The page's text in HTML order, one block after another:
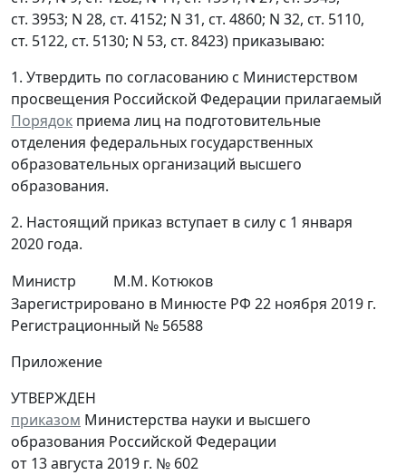
ст. 3953; N 28, ст. 4152; N 31, ст. 4860; N 32, ст. 5110,
ст. 5122, ст. 5130; N 53, ст. 8423) приказываю:
1. Утвердить по согласованию с Министерством
просвещения Российской Федерации прилагаемый
Порядок приема лиц на подготовительные
отделения федеральных государственных
образовательных организаций высшего
образования.
2. Настоящий приказ вступает в силу с 1 января
2020 года.
Министр
М.М. Котюков
Зарегистрировано в Минюсте РФ 22 ноября 2019 г.
Регистрационный № 56588
Приложение
УТВЕРЖДЕН
приказом Министерства науки и высшего
образования Российской Федерации
от 13 августа 2019 г. № 602